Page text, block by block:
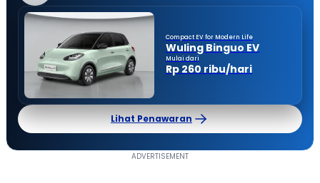
Compact EV for Modern Life
Wuling Binguo EV
Mulai dari
Rp 260 ribu/hari
Lihat Penawaran